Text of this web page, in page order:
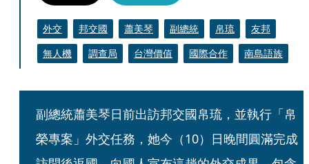
外交 邦交國 蕭美琴 副總統 帛琉
友邦
無人機
調查局 台灣價值 國際合作 南島語族
副總統蕭美琴日前出訪邦交國帛琉，並執行「帛
榮專案」外交任務，她今（10）日晚間圓滿完成